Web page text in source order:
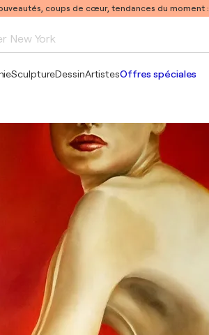
coups de cœur, tendances du moment :
New York
Pablo Picasso
SculptureDessinArtistesOffres spéciales